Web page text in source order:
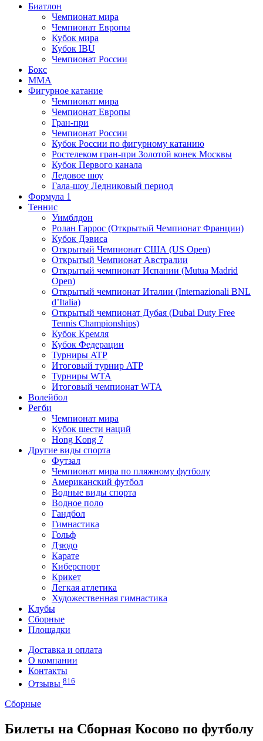
Биатлон
Чемпионат мира
Чемпионат Европы
Кубок мира
Кубок IBU
Чемпионат России
Бокс
MMA
Фигурное катание
Чемпионат мира
Чемпионат Европы
Гран-при
Чемпионат России
Кубок России по фигурному катанию
Ростелеком гран-при Золотой конек Москвы
Кубок Первого канала
Ледовое шоу
Гала-шоу Ледниковый период
Формула 1
Теннис
Уимблдон
Ролан Гаррос (Открытый Чемпионат Франции)
Кубок Дэвиса
Открытый Чемпионат США (US Open)
Открытый Чемпионат Австралии
Открытый чемпионат Испании (Mutua Madrid
Open)
Открытый чемпионат Италии (Internazionali BNL
d’Italia)
Открытый чемпионат Дубая (Dubai Duty Free
Tennis Championships)
Кубок Кремля
Кубок Федерации
Турниры ATP
Итоговый турнир ATP
Турниры WTA
Итоговый чемпионат WTA
Волейбол
Регби
Чемпионат мира
Кубок шести наций
Hong Kong 7
Другие виды спорта
Футзал
Чемпионат мира по пляжному футболу
Американский футбол
Водные виды спорта
Водное поло
Гандбол
Гимнастика
Гольф
Дзюдо
Карате
Киберспорт
Крикет
Легкая атлетика
Художественная гимнастика
Клубы
Сборные
Площадки
Доставка и оплата
О компании
Контакты
Отзывы 816
Сборные
Билеты на Сборная Косово по футболу